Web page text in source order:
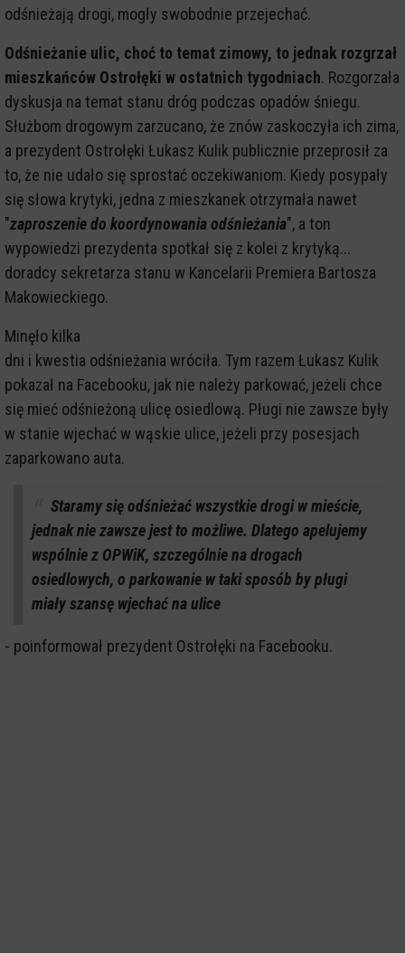
odśnieżają drogi, mogły swobodnie przejechać.
Odśnieżanie ulic, choć to temat zimowy, to jednak rozgrzał
mieszkańców Ostrołęki w ostatnich tygodniach. Rozgorzała
dyskusja na temat stanu dróg podczas opadów śniegu.
Służbom drogowym zarzucano, że znów zaskoczyła ich zima,
a prezydent Ostrołęki Łukasz Kulik publicznie przeprosił za
to, że nie udało się sprostać oczekiwaniom. Kiedy posypały
się słowa krytyki, jedna z mieszkanek otrzymała nawet
"zaproszenie do koordynowania odśnieżania", a ton
wypowiedzi prezydenta spotkał się z kolei z krytyką...
doradcy sekretarza stanu w Kancelarii Premiera Bartosza
Makowieckiego.
Minęło kilka
dni i kwestia odśnieżania wróciła. Tym razem Łukasz Kulik
pokazał na Facebooku, jak nie należy parkować, jeżeli chce
się mieć odśnieżoną ulicę osiedlową. Pługi nie zawsze były
w stanie wjechać w wąskie ulice, jeżeli przy posesjach
zaparkowano auta.
Staramy się odśnieżać wszystkie drogi w mieście,
jednak nie zawsze jest to możliwe. Dlatego apelujemy
wspólnie z OPWiK, szczególnie na drogach
osiedlowych, o parkowanie w taki sposób by pługi
miały szansę wjechać na ulice
- poinformował prezydent Ostrołęki na Facebooku.